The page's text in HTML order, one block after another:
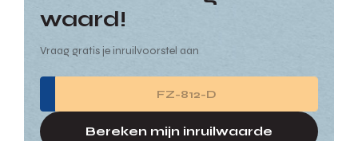
waard!
Vraag gratis je inruilvoorstel aan
Bereken mijn inruilwaarde